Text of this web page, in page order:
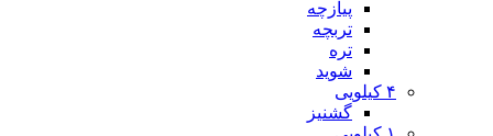
پیازچه
تربچه
تره
شوید
۴ کیلویی
گشنیز